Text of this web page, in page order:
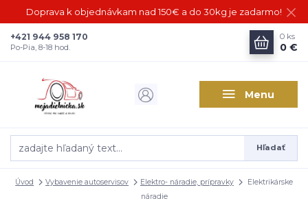
Doprava k objednávkam nad 150€ a do 30kg je zadarmo!
Menu
Hľadať
+421 944 958 170
Po-Pia, 8-18 hod.
0 ks
0 €
Úvod Vybavenie autoservisov Elektro- náradie, prípravky
Elektrikárske
náradie